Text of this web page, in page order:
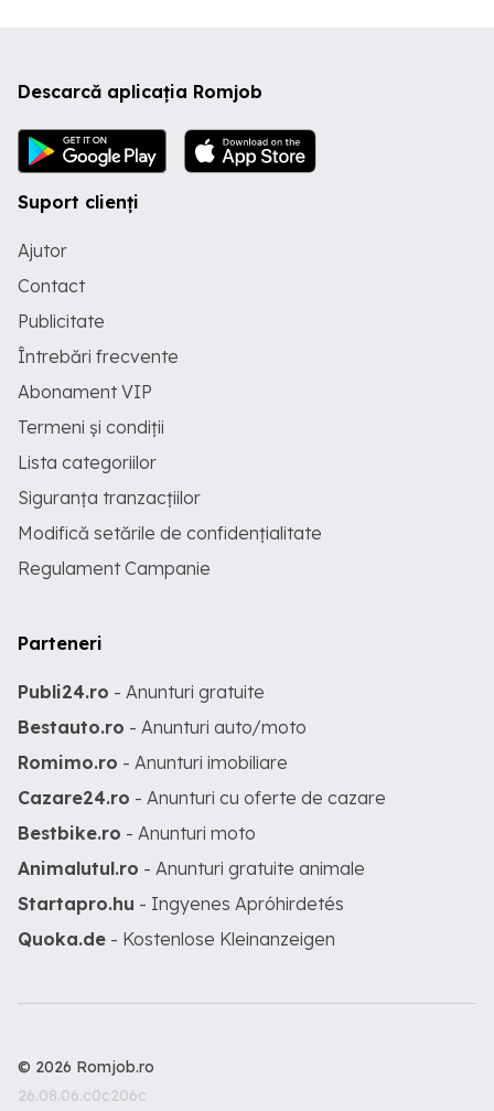
Descarcă aplicația Romjob
Suport clienți
Ajutor
Contact
Publicitate
Întrebări frecvente
Abonament VIP
Termeni și condiții
Lista categoriilor
Siguranța tranzacțiilor
Modifică setările de confidențialitate
Regulament Campanie
Parteneri
Publi24.ro - Anunturi gratuite
Bestauto.ro - Anunturi auto/moto
Romimo.ro - Anunturi imobiliare
Cazare24.ro - Anunturi cu oferte de cazare
Bestbike.ro - Anunturi moto
Animalutul.ro - Anunturi gratuite animale
Startapro.hu - Ingyenes Apróhirdetés
Quoka.de - Kostenlose Kleinanzeigen
© 2026 Romjob.ro
26.08.06.c0c206c